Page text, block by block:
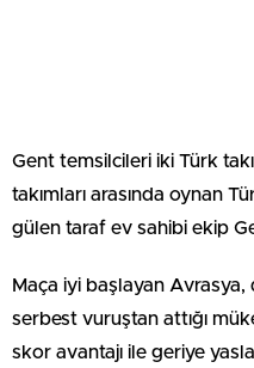
Gent temsilcileri iki Türk
takımları arasında oynan
gülen taraf ev sahibi ekip
Maça iyi başlayan
serbest vuruştan attığı
skor avantajı ile geriye